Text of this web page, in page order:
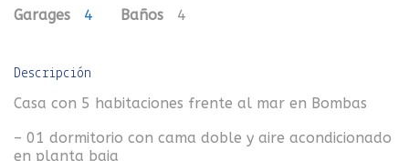
Garages 4 Baños 4
Descripción
Casa con 5 habitaciones frente al mar en Bombas
– 01 dormitorio con cama doble y aire acondicionado
en planta baja